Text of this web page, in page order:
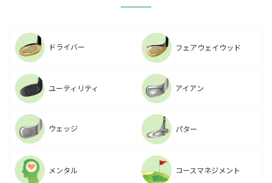
ドライバー フェアウェイウッド
ユーティリティ アイアン
ウェッジ パター
メンタル コースマネジメント